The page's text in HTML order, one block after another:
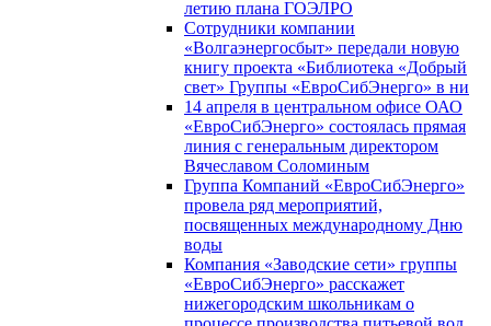
летию плана ГОЭЛРО
Сотрудники компании
«Волгаэнергосбыт» передали новую
книгу проекта «Библиотека «Добрый
свет» Группы «ЕвроСибЭнерго» в ни
14 апреля в центральном офисе ОАО
«ЕвроСибЭнерго» состоялась прямая
линия с генеральным директором
Вячеславом Соломиным
Группа Компаний «ЕвроСибЭнерго»
провела ряд мероприятий,
посвященных международному Дню
воды
Компания «Заводские сети» группы
«ЕвроСибЭнерго» расскажет
нижегородским школьникам о